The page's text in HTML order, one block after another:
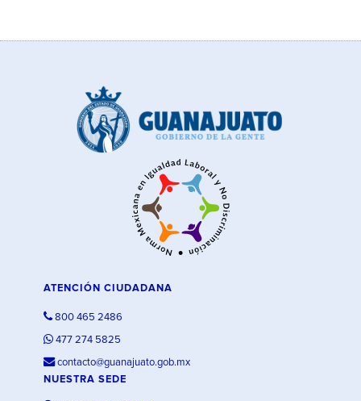
ATENCIÓN CIUDADANA
800 465 2486
477 274 5825
contacto@guanajuato.gob.mx
NUESTRA SEDE